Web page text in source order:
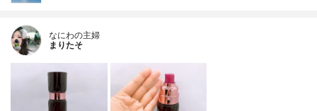
なにわの主婦
まりたそ